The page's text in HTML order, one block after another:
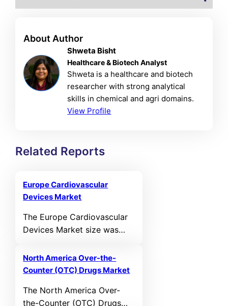
About Author
Shweta Bisht
Healthcare & Biotech Analyst
Shweta is a healthcare and biotech
researcher with strong analytical
skills in chemical and agri domains.
View Profile
Related Reports
Europe Cardiovascular
Devices Market
The Europe Cardiovascular
Devices Market size was
in 2021 and reached USD
14,497.23 MN in 2025. It is
23,398.08 MN by 2032,
North America Over-the-
Counter (OTC) Drugs Market
The North America Over-
the-Counter (OTC) Drugs